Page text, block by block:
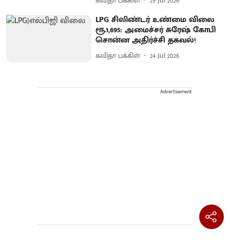
LPG சிலிண்டர் உண்மை விலை
ரூ.1,695: அமைச்சர் சுரேஷ் கோபி
சொன்ன அதிர்ச்சி தகவல்!
கவிதா பக்கிள் 24 Jul 2026
Advertisement